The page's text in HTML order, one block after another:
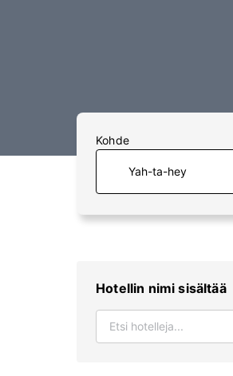
Kohde
Hotellin nimi sisältää